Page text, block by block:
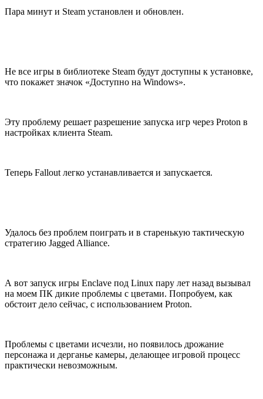
Пара минут и Steam установлен и обновлен.
Не все игры в библиотеке Steam будут доступны к установке,
что покажет значок «Доступно на Windows».
Эту проблему решает разрешение запуска игр через Proton в
настройках клиента Steam.
Теперь Fallout легко устанавливается и запускается.
Удалось без проблем поиграть и в старенькую тактическую
стратегию Jagged Alliance.
А вот запуск игры Enclave под Linux пару лет назад вызывал
на моем ПК дикие проблемы с цветами. Попробуем, как
обстоит дело сейчас, с использованием Proton.
Проблемы с цветами исчезли, но появилось дрожание
персонажа и дерганье камеры, делающее игровой процесс
практически невозможным.